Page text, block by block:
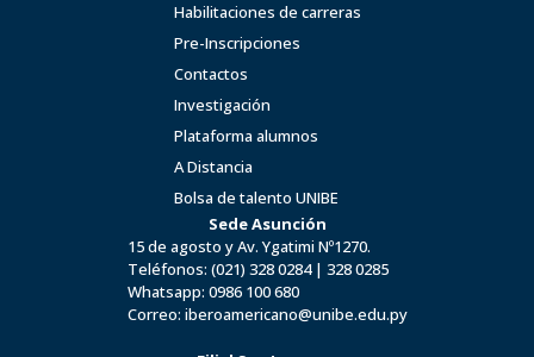
Habilitaciones de carreras
Pre-Inscripciones
Contactos
Investigación
Plataforma alumnos
A Distancia
Bolsa de talento UNIBE
Sede Asunción
15 de agosto y Av. Ygatimi Nº1270.
Teléfonos: (021) 328 0284| 328 0285
Whatsapp: 0986 100 680
Correo: iberoamericano@unibe.edu.py